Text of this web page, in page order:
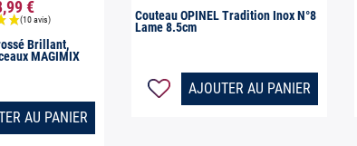
€
Brillant,
MAGIMIX
AU PANIER
Couteau OPINEL Tradition Inox N°8
Lame 8.5cm
AJOUTER AU PANIER